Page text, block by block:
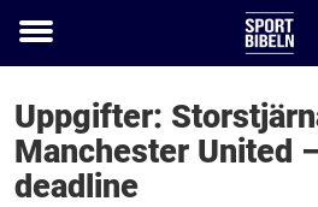
Toggle
Uppgifter:
Manchester United
deadline